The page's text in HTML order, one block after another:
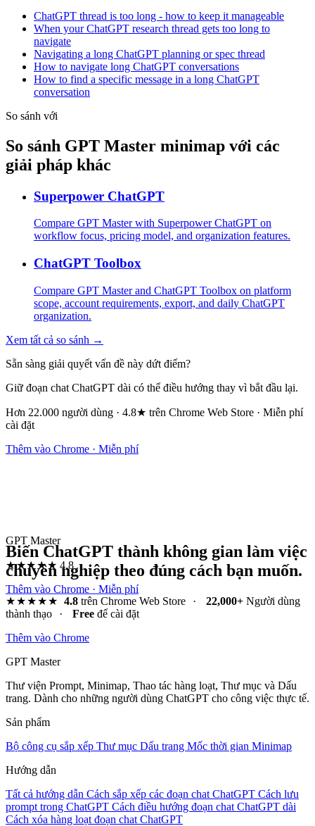
ChatGPT thread is too long - how to keep it manageable
When your ChatGPT research thread gets too long to
navigate
Navigating a long ChatGPT planning or spec thread
How to navigate long ChatGPT conversations
How to find a specific message in a long ChatGPT
conversation
So sánh với
So sánh GPT Master minimap với các
giải pháp khác
Superpower ChatGPT
Compare GPT Master with Superpower ChatGPT on
workflow focus, pricing model, and organization features.
ChatGPT Toolbox
Compare GPT Master and ChatGPT Toolbox on platform
scope, account requirements, export, and daily ChatGPT
organization.
Xem tất cả so sánh →
Sẵn sàng giải quyết vấn đề này dứt điểm?
Giữ đoạn chat ChatGPT dài có thể điều hướng thay vì bắt đầu lại.
Hơn 22.000 người dùng · 4.8★ trên Chrome Web Store · Miễn phí
cài đặt
Thêm vào Chrome · Miễn phí
GPT Master
★★★★★ 4.8
Thêm vào Chrome · Miễn phí
Biến ChatGPT thành không gian làm việc
chuyên nghiệp theo đúng cách bạn muốn.
★★★★★ 4.8trên Chrome Web Store · 22,000+Người dùng
thành thạo
· Free để cài đặt
Thêm vào Chrome
GPT Master
Thư viện Prompt, Minimap, Thao tác hàng loạt, Thư mục và Dấu
trang. Dành cho những người dùng ChatGPT cho công việc thực tế.
Sản phẩm
Bộ công cụ sắp xếp Thư mục Dấu trang Mốc thời gian Minimap
Hướng dẫn
Tất cả hướng dẫn Cách sắp xếp các đoạn chat ChatGPT Cách lưu
prompt trong ChatGPT Cách điều hướng đoạn chat ChatGPT dài
Cách xóa hàng loạt đoạn chat ChatGPT